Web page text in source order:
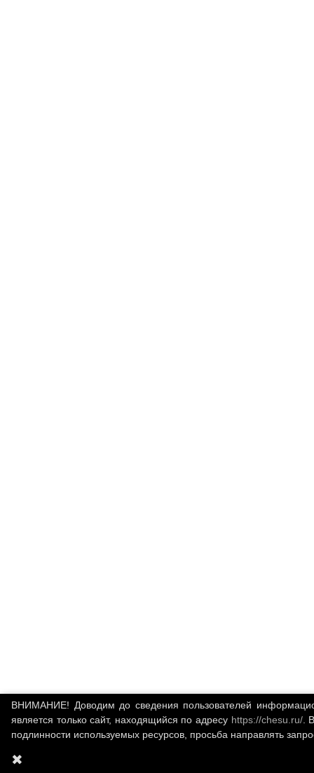
ВНИМАНИЕ! Доводим до сведения пользователей
является только сайт, находящийся по адресу https://chesu.ru/.
подлинности используемых ресурсов, просьба направлять
✖